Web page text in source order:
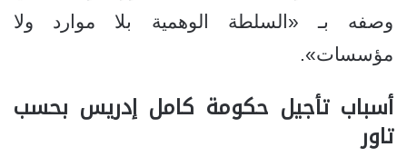
وصفه بـ «السلطة الوهمية بلا موارد ولا
مؤسسات».
أسباب تأجيل حكومة كامل إدريس بحسب
تاور